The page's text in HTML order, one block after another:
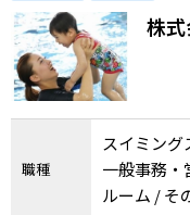
株
職種
スイミン
一般事務・
ルーム / そ